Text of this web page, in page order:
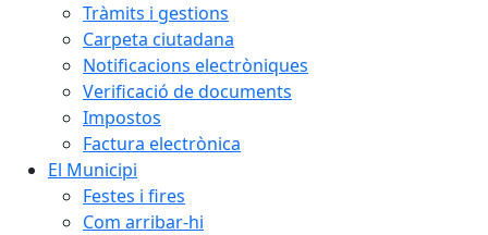
Tràmits i gestions
Carpeta ciutadana
Notificacions electròniques
Verificació de documents
Impostos
Factura electrònica
El Municipi
Festes i fires
Com arribar-hi